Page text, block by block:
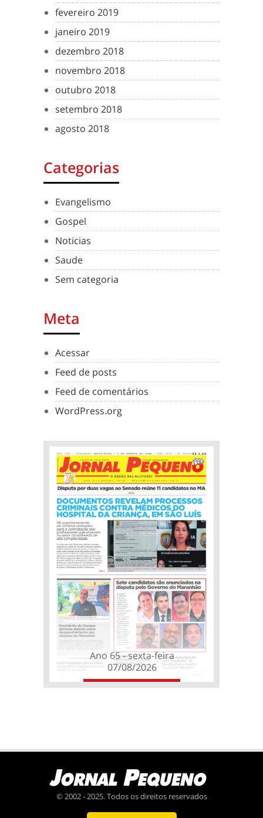
fevereiro 2019
janeiro 2019
dezembro 2018
novembro 2018
outubro 2018
setembro 2018
agosto 2018
Categorias
Evangelismo
Gospel
Noticias
Saude
Sem categoria
Meta
Acessar
Feed de posts
Feed de comentários
WordPress.org
Ano 65 - sexta-feira
07/08/2026
© 2002 - 2025. Todos os direitos reservados